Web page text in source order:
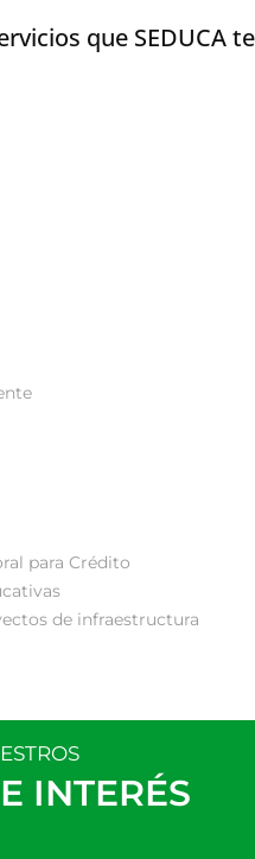
que SEDUCA te
para Crédito
de infraestructura
INTERÉS